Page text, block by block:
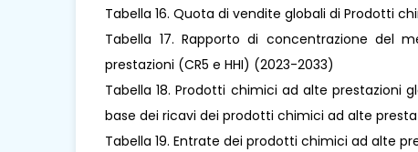
Tabella 16. Quota di vendite globali di Prodotti
Tabella 17. Rapporto di concentrazione del
prestazioni (CR5 e HHI) (2023-2033)
Tabella 18. Prodotti chimici ad alte prestazioni
base dei ricavi dei prodotti chimici ad alte
Tabella 19. Entrate dei prodotti chimici ad alte